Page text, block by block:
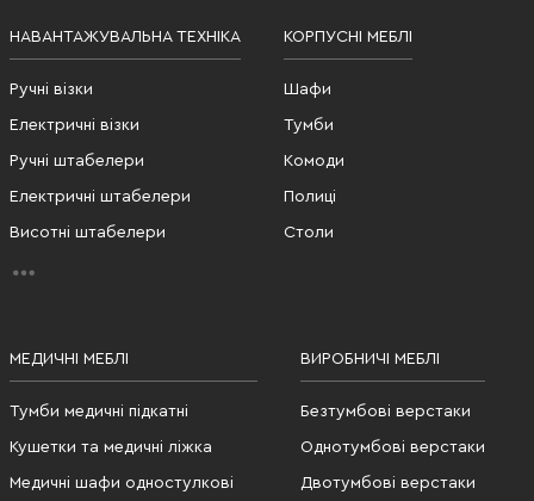
НАВАНТАЖУВАЛЬНА ТЕХНІКА
Ручні візки
Електричні візки
Ручні штабелери
Електричні штабелери
Висотні штабелери
КОРПУСНІ МЕБЛІ
Шафи
Тумби
Комоди
Полиці
Столи
МЕДИЧНІ МЕБЛІ
Тумби медичні підкатні
Кушетки та медичні ліжка
Медичні шафи одностулкові
ВИРОБНИЧІ МЕБЛІ
Безтумбові верстаки
Однотумбові верстаки
Двотумбові верстаки